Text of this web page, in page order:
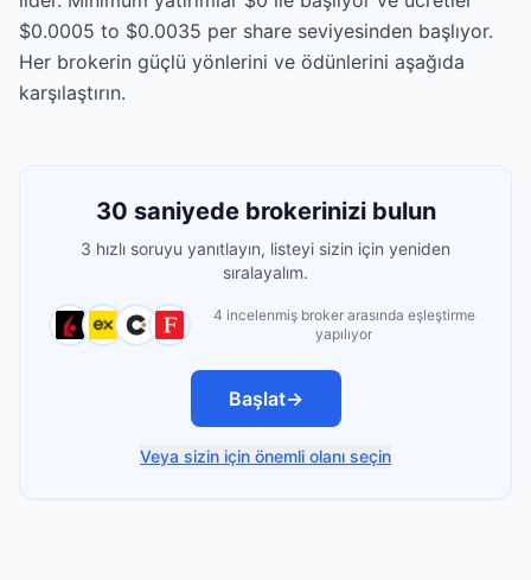
$0.0005 to $0.0035 per share seviyesinden başlıyor.
Her brokerin güçlü yönlerini ve ödünlerini aşağıda
karşılaştırın.
30 saniyede brokerinizi bulun
3 hızlı soruyu yanıtlayın, listeyi sizin için yeniden
sıralayalım.
4 incelenmiş broker arasında eşleştirme
yapılıyor
Başlat→
Veya sizin için önemli olanı seçin